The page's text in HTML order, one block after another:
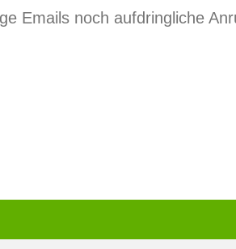
Emails noch aufdringliche